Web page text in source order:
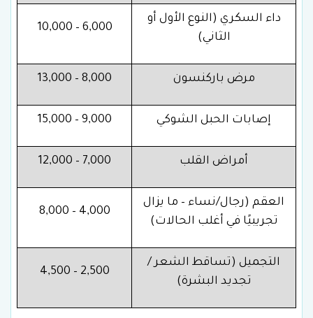
داء السكري (النوع الأول أو
الثاني)
6,000 – 10,000
مرض باركنسون 8,000 – 13,000
إصابات الحبل الشوكي 9,000 – 15,000
أمراض القلب 7,000 – 12,000
العقم (رجال/نساء – ما يزال
تجريبيًا في أغلب الحالات)
4,000 – 8,000
التجميل (تساقط الشعر /
تجديد البشرة)
2,500 – 4,500